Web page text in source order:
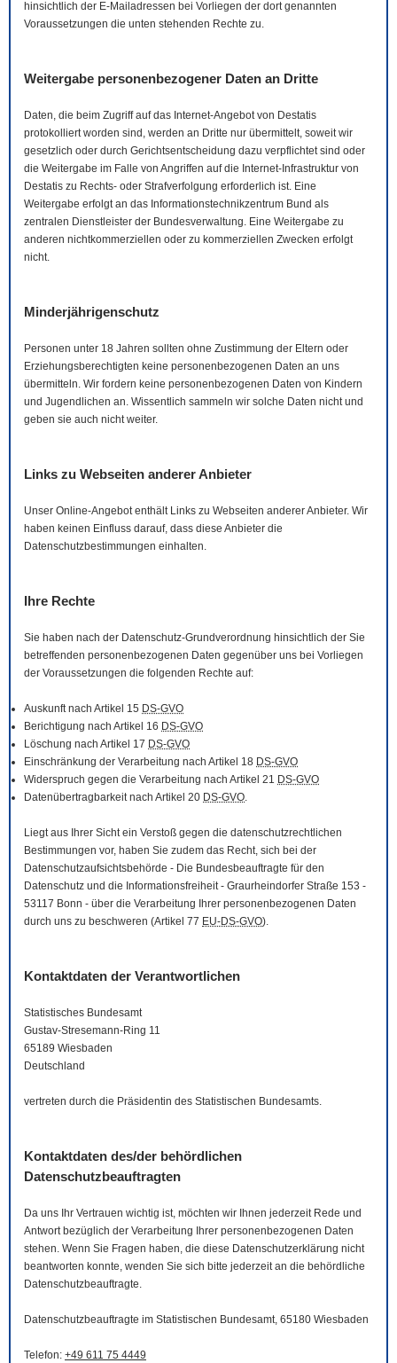
hinsichtlich der E-Mail adressen bei Vorliegen der dort genannten
Voraussetzungen die unten stehenden Rechte zu.
Weitergabe personenbezogener Daten an Dritte
Daten, die beim Zugriff auf das Internet-Angebot von Destatis
protokolliert worden sind, werden an Dritte nur übermittelt, soweit wir
gesetzlich oder durch Gerichtsentscheidung dazu verpflichtet sind oder
die Weitergabe im Falle von Angriffen auf die Internet-Infrastruktur von
Destatis zu Rechts- oder Strafverfolgung erforderlich ist. Eine
Weitergabe erfolgt an das Informationstechnikzentrum Bund als
zentralen Dienstleister der Bundesverwaltung. Eine Weitergabe zu
anderen nichtkommerziellen oder zu kommerziellen Zwecken erfolgt
nicht.
Minderjährigenschutz
Personen unter 18 Jahren sollten ohne Zustimmung der Eltern oder
Erziehungsberechtigten keine personenbezogenen Daten an uns
übermitteln. Wir fordern keine personenbezogenen Daten von Kindern
und Jugendlichen an. Wissentlich sammeln wir solche Daten nicht und
geben sie auch nicht weiter.
Links zu Webseiten anderer Anbieter
Unser Online-Angebot enthält Links zu Webseiten anderer Anbieter. Wir
haben keinen Einfluss darauf, dass diese Anbieter die
Datenschutzbestimmungen einhalten.
Ihre Rechte
Sie haben nach der Datenschutz-Grundverordnung hinsichtlich der Sie
betreffenden personenbezogenen Daten gegenüber uns bei Vorliegen
der Voraussetzungen die folgenden Rechte auf:
Auskunft nach Artikel 15 DS-GVO
Berichtigung nach Artikel 16 DS-GVO
Löschung nach Artikel 17 DS-GVO
Einschränkung der Verarbeitung nach Artikel 18 DS-GVO
Widerspruch gegen die Verarbeitung nach Artikel 21 DS-GVO
Datenübertragbarkeit nach Artikel 20 DS-GVO.
Liegt aus Ihrer Sicht ein Verstoß gegen die datenschutzrechtlichen
Bestimmungen vor, haben Sie zudem das Recht, sich bei der
Datenschutzaufsichtsbehörde - Die Bundesbeauftragte für den
Datenschutz und die Informationsfreiheit - Graurheindorfer Straße 153 -
53117 Bonn - über die Verarbeitung Ihrer personenbezogenen Daten
durch uns zu beschweren (Artikel 77 EU-DS-GVO).
Kontaktdaten der Verantwortlichen
Statistisches Bundesamt
Gustav-Stresemann-Ring 11
65189 Wiesbaden
Deutschland
vertreten durch die Präsidentin des Statistischen Bundesamts.
Kontaktdaten des/der behördlichen
Datenschutzbeauftragten
Da uns Ihr Vertrauen wichtig ist, möchten wir Ihnen jederzeit Rede und
Antwort bezüglich der Verarbeitung Ihrer personenbezogenen Daten
stehen. Wenn Sie Fragen haben, die diese Datenschutzerklärung nicht
beantworten konnte, wenden Sie sich bitte jederzeit an die behördliche
Datenschutzbeauftragte.
Datenschutzbeauftragte im Statistischen Bundesamt, 65180 Wiesbaden
Telefon: +49 611 75 4449